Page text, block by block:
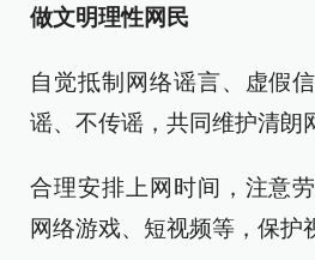
做文明理性网民
自觉抵制网络谣言、虚假
谣、不传谣，共同维护清朗
合理安排上网时间，注意
网络游戏、短视频等，保护